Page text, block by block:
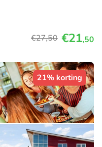
€27,50 €21,50
21% korting